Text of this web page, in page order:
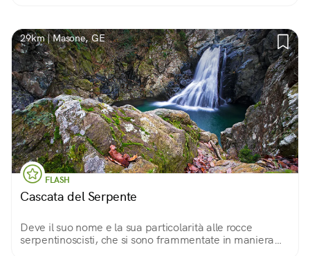
29km | Masone, GE
FLASH
Cascata del Serpente
Deve il suo nome e la sua particolarità alle rocce
serpentinoscisti, che si sono frammentate in maniera